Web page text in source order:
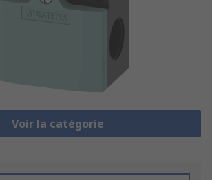
Voir la catégorie